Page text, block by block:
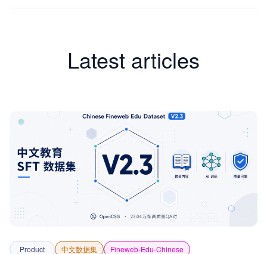
Latest articles
Product 中文数据集 Fineweb-Edu-Chinese